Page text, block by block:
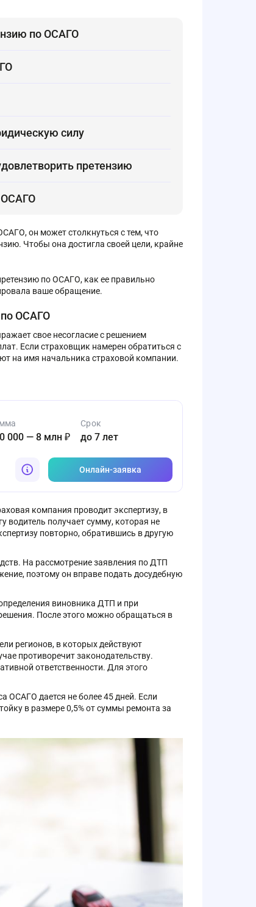
по ОСАГО
силу
претензию
ОСАГО
он может столкнуться с тем, что
Чтобы она достигла своей цели, крайне
по ОСАГО, как ее правильно
ваше обращение.
по ОСАГО
свое несогласие с решением
Если страховщик намерен обратиться с
на имя начальника страховой компании.
000 — 8 млн ₽
Срок
до 7 лет
Онлайн-заявка
компания проводит экспертизу, в
водитель получает сумму, которая не
повторно, обратившись в другую
На рассмотрение заявления по ДТП
поэтому он вправе подать досудебную
виновника ДТП и при
После этого можно обращаться в
регионов, в которых действуют
противоречит законодательству.
ответственности. Для этого
ОСАГО дается не более 45 дней. Если
в размере 0,5% от суммы ремонта за